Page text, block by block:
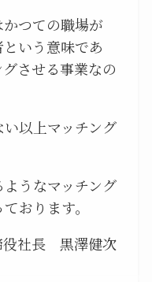
つての職場が
いう意味であ
させる事業なの
以上マッチング
うなマッチング
おります。
役社長 黒澤健次